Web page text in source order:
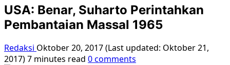
USA: Benar, Suharto Perintahkan
Pembantaian Massal 1965
Redaksi Oktober 20, 2017 (Last updated: Oktober 21,
2017)7 minutes read 0 comments